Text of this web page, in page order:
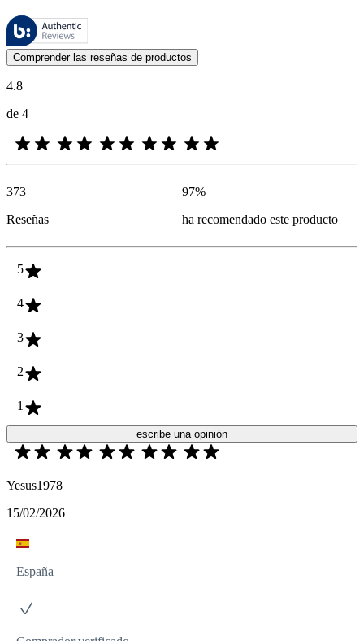
Estas reseñas las gestiona Bazaarvoice y cumplen con la política de
Las opiniones de los clientes en forma de reseñas de productos y
Comprender las reseñas de productos
4.8
de 4
373
Reseñas
97%
ha recomendado este producto
5
4
3
2
1
escribe una opinión
Yesus1978
15/02/2026
España